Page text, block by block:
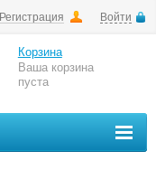
Регистрация Войти
Корзина
Ваша корзина
пуста